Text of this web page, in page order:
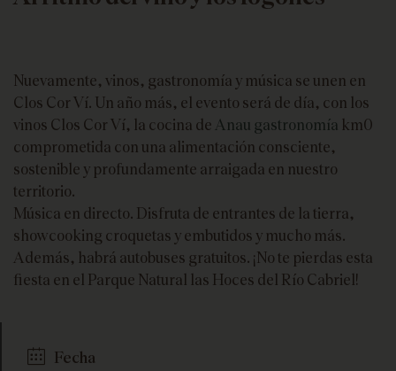
Nuevamente, vinos, gastronomía y música se unen en
Clos Cor Ví. Un año más, el evento será de día, con los
vinos Clos Cor Ví, la cocina de Anau gastronomía km0
comprometida con una alimentación consciente,
sostenible y profundamente arraigada en nuestro
territorio.
Música en directo. Disfruta de entrantes de la tierra,
showcooking croquetas y embutidos y mucho más.
Además, habrá autobuses gratuitos. ¡No te pierdas esta
fiesta en el Parque Natural las Hoces del Río Cabriel!
Fecha